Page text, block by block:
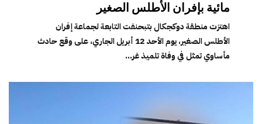
مائية بإفران الأطلس الصغير
اهتزت منطقة دوكجكال بتبحنفت التابعة لجماعة إفران
الأطلس الصغير، يوم الأحد 12 أبريل الجاري، على وقع حادث
مأساوي تمثل في وفاة تلميذ غر...